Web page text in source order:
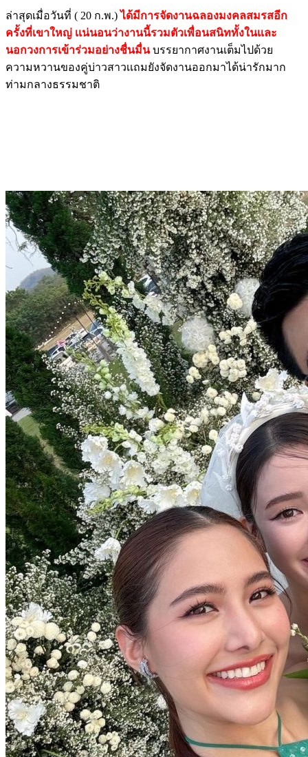
ล่าสุดเมื่อวันที่ ( 20 ก.พ.)ได้มีการจัดงานฉลองมงคลสมรสอีก
ครั้งที่เขาใหญ่ เเน่นอนว่างานนี้รวมตัวเพื่อนสนิททั้งในเเละ
นอกวงการเข้าร่วมอย่างชื่นมื่นบรรยากาศงานเต็มไปด้วย
ความหวานของคู่บ่าวสาวเเถมยังจัดงานออกมาได้น่ารักมาก
ท่ามกลางธรรมชาติ